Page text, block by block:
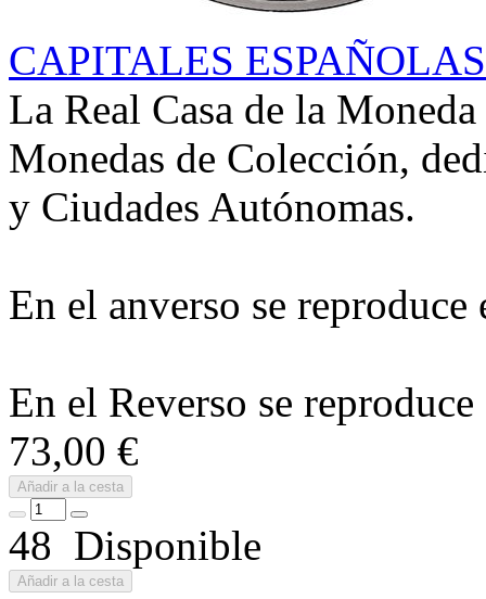
CAPITALES
La Real Casa de la
Monedas de Colección,
y Ciudades Autónomas.
En el anverso se
En el Reverso se
73,00 €
Añadir a la cesta
48 Disponible
Añadir a la cesta